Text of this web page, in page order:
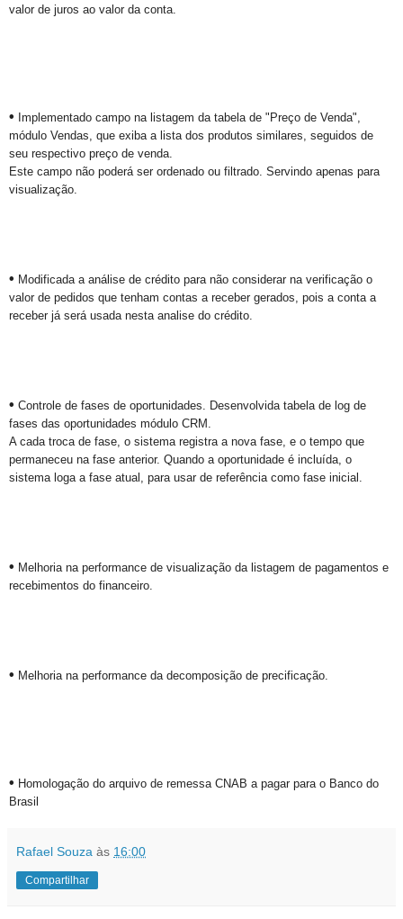
valor de juros ao valor da conta.
• Implementado campo na listagem da tabela de "Preço de Venda",
módulo Vendas, que exiba a lista dos produtos similares, seguidos de
seu respectivo preço de venda.
Este campo não poderá ser ordenado ou filtrado. Servindo apenas para
visualização.
• Modificada a análise de crédito para não considerar na verificação o
valor de pedidos que tenham contas a receber gerados, pois a conta a
receber já será usada nesta analise do crédito.
• Controle de fases de oportunidades. Desenvolvida tabela de log de
fases das oportunidades módulo CRM.
A cada troca de fase, o sistema registra a nova fase, e o tempo que
permaneceu na fase anterior. Quando a oportunidade é incluída, o
sistema loga a fase atual, para usar de referência como fase inicial.
• Melhoria na performance de visualização da listagem de pagamentos e
recebimentos do financeiro.
• Melhoria na performance da decomposição de precificação.
• Homologação do arquivo de remessa CNAB a pagar para o Banco do
Brasil
Rafael Souza às 16:00
Compartilhar